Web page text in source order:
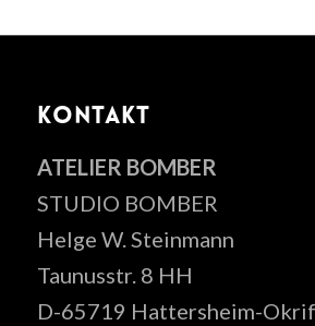
KONTAKT
ATELIER BOMBER
STUDIO BOMBER
Helge W. Steinmann
Taunusstr. 8 HH
D-65719 Hattersheim-